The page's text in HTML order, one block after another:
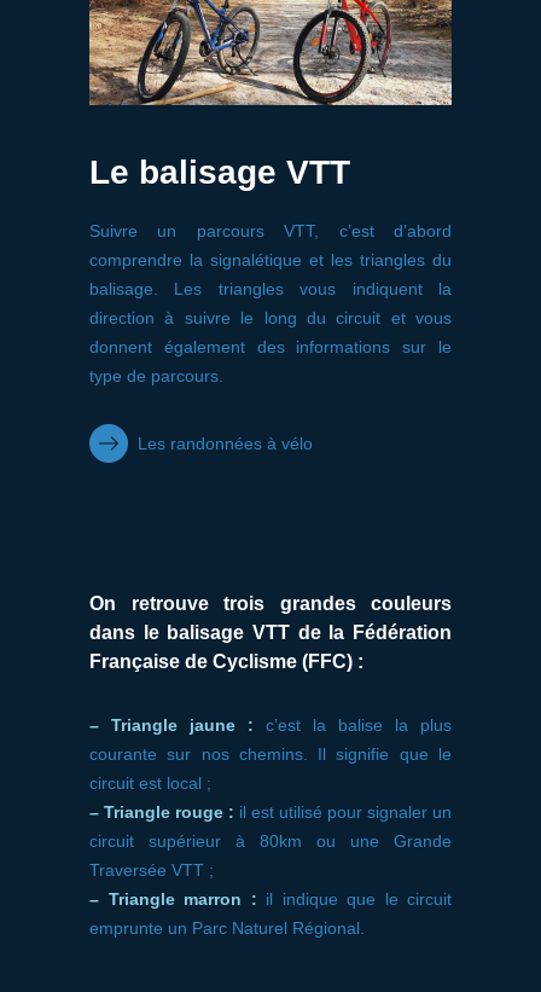
Le balisage VTT
Suivre un parcours VTT, c’est d’abord
comprendre la signalétique et les triangles du
balisage. Les triangles vous indiquent la
direction à suivre le long du circuit et vous
donnent également des informations sur le
type de parcours.
Les randonnées à vélo
On retrouve trois grandes couleurs
dans le balisage VTT de la Fédération
Française de Cyclisme (FFC) :
– Triangle jaune : c’est la balise la plus
courante sur nos chemins. Il signifie que le
circuit est local ;
– Triangle rouge : il est utilisé pour signaler un
circuit supérieur à 80km ou une Grande
Traversée VTT ;
– Triangle marron : il indique que le circuit
emprunte un Parc Naturel Régional.